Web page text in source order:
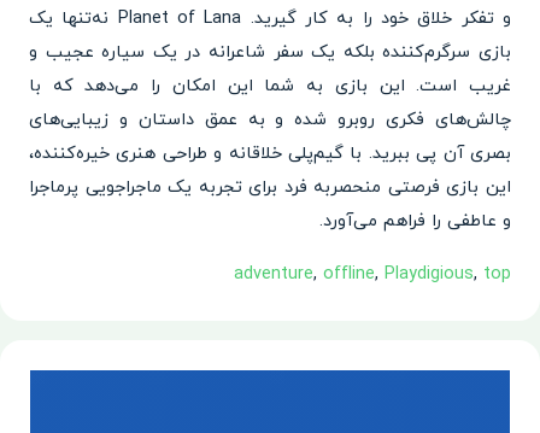
و تفکر خلاق خود را به کار گیرید. Planet of Lana نه‌تنها یک
بازی سرگرم‌کننده بلکه یک سفر شاعرانه در یک سیاره عجیب و
غریب است. این بازی به شما این امکان را می‌دهد که با
چالش‌های فکری روبرو شده و به عمق داستان و زیبایی‌های
بصری آن پی ببرید. با گیم‌پلی خلاقانه و طراحی هنری خیره‌کننده،
این بازی فرصتی منحصربه فرد برای تجربه یک ماجراجویی پرماجرا
و عاطفی را فراهم می‌آورد.
adventure, offline, Playdigious, top